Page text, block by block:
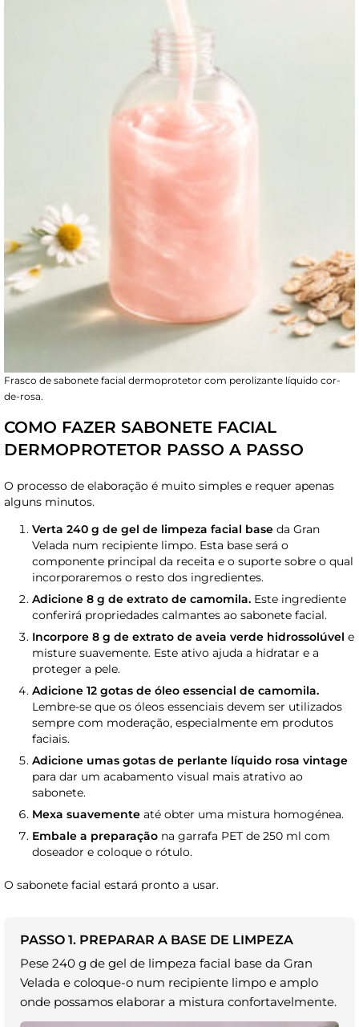
Frasco de sabonete facial dermoprotetor com perolizante líquido cor-
de-rosa.
COMO FAZER SABONETE FACIAL
DERMOPROTETOR PASSO A PASSO
O processo de elaboração é muito simples e requer apenas
alguns minutos.
Verta 240 g de gel de limpeza facial base da Gran
Velada num recipiente limpo. Esta base será o
componente principal da receita e o suporte sobre o qual
incorporaremos o resto dos ingredientes.
Adicione 8 g de extrato de camomila. Este ingrediente
conferirá propriedades calmantes ao sabonete facial.
Incorpore 8 g de extrato de aveia verde hidrossolúvel e
misture suavemente. Este ativo ajuda a hidratar e a
proteger a pele.
Adicione 12 gotas de óleo essencial de camomila.
Lembre-se que os óleos essenciais devem ser utilizados
sempre com moderação, especialmente em produtos
faciais.
Adicione umas gotas de perlante líquido rosa vintage
para dar um acabamento visual mais atrativo ao
sabonete.
Mexa suavemente até obter uma mistura homogénea.
Embale a preparação na garrafa PET de 250 ml com
doseador e coloque o rótulo.
O sabonete facial estará pronto a usar.
PASSO 1. PREPARAR A BASE DE LIMPEZA
Pese 240 g de gel de limpeza facial base da Gran
Velada e coloque-o num recipiente limpo e amplo
onde possamos elaborar a mistura confortavelmente.